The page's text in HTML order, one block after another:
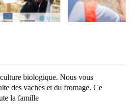
biologique. Nous vous
des vaches et du fromage. Ce
la famille